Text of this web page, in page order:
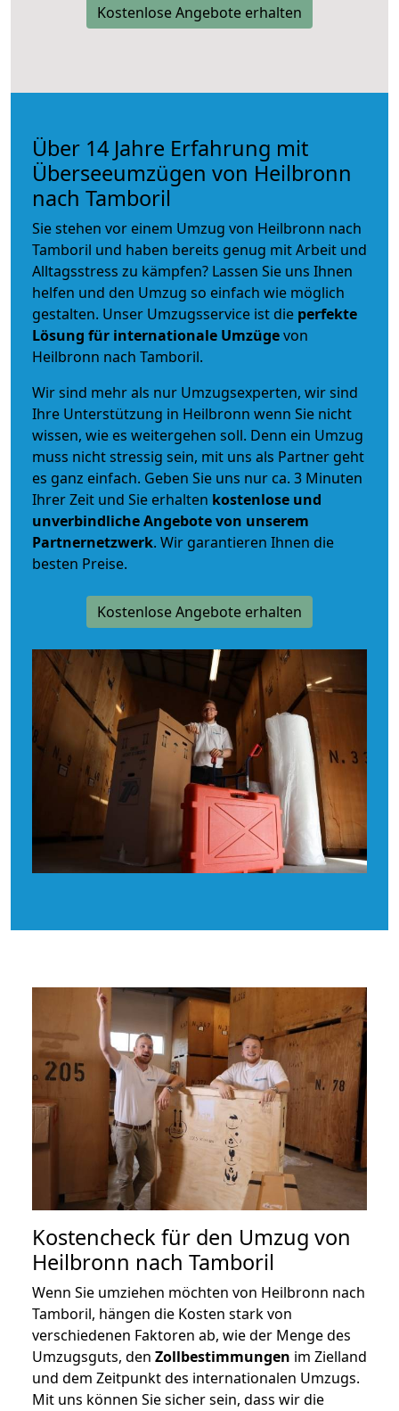
Kostenlose Angebote erhalten
Über 14 Jahre Erfahrung mit
Überseeumzügen von Heilbronn
nach Tamboril
Sie stehen vor einem Umzug von Heilbronn nach
Tamboril und haben bereits genug mit Arbeit und
Alltagsstress zu kämpfen? Lassen Sie uns Ihnen
helfen und den Umzug so einfach wie möglich
gestalten. Unser Umzugsservice ist die perfekte
Lösung für internationale Umzügevon
Heilbronn nach Tamboril.
Wir sind mehr als nur Umzugsexperten, wir sind
Ihre Unterstützung in Heilbronn wenn Sie nicht
wissen, wie es weitergehen soll. Denn ein Umzug
muss nicht stressig sein, mit uns als Partner geht
es ganz einfach. Geben Sie uns nur ca. 3 Minuten
Ihrer Zeit und Sie erhalten kostenlose und
unverbindlicheAngebote von unserem
Partnernetzwerk. Wir garantieren Ihnen die
besten Preise.
Kostenlose Angebote erhalten
Kostencheck für den Umzug von
Heilbronn nach Tamboril
Wenn Sie umziehen möchten von Heilbronn nach
Tamboril, hängen die Kosten stark von
verschiedenen Faktoren ab, wie der Menge des
Umzugsguts, den Zollbestimmungen im Zielland
und dem Zeitpunkt des internationalen Umzugs.
Mit uns können Sie sicher sein, dass wir die